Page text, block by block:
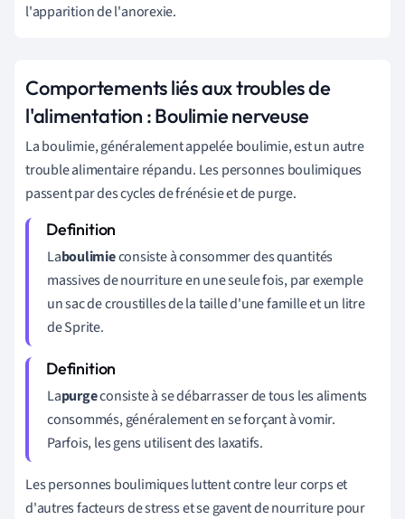
l'apparition de l'anorexie.
Comportements liés aux troubles de
l'alimentation : Boulimie nerveuse
La boulimie, généralement appelée boulimie, est un autre
trouble alimentaire répandu. Les personnes boulimiques
passent par des cycles de frénésie et de purge.
Laboulimieconsiste à consommer des quantités
massives de nourriture en une seule fois, par exemple
un sac de croustilles de la taille d'une famille et un litre
de Sprite.
Lapurgeconsiste à se débarrasser de tous les aliments
consommés, généralement en se forçant à vomir.
Parfois, les gens utilisent des laxatifs.
Les personnes boulimiques luttent contre leur corps et
d'autres facteurs de stress et se gavent de nourriture pour